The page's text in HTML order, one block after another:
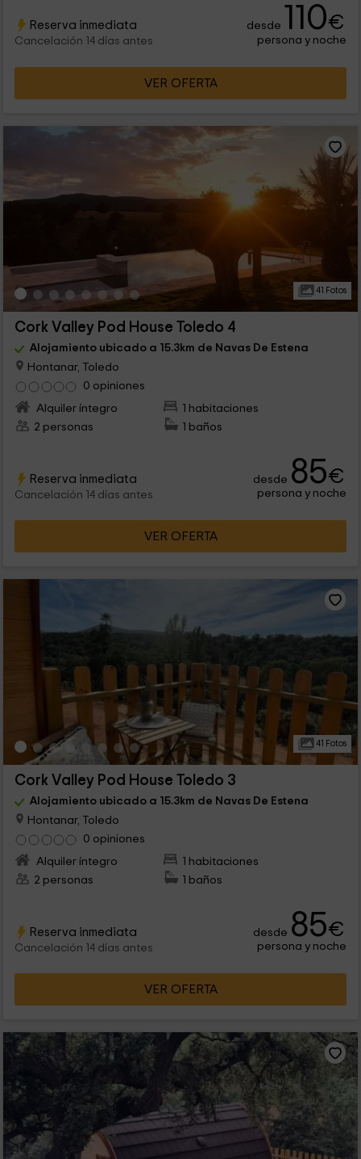
Reserva inmediata
Cancelación 14 días antes
desde 110€
persona y noche
VER OFERTA
41 Fotos
Cork Valley Pod House Toledo 4
Alojamiento ubicado a 15.3km de Navas De Estena
Hontanar, Toledo
0 opiniones
Alquiler íntegro
1 habitaciones
2 personas
1 baños
Reserva inmediata
Cancelación 14 días antes
desde 85€
persona y noche
VER OFERTA
41 Fotos
Cork Valley Pod House Toledo 3
Alojamiento ubicado a 15.3km de Navas De Estena
Hontanar, Toledo
0 opiniones
Alquiler íntegro
1 habitaciones
2 personas
1 baños
Reserva inmediata
Cancelación 14 días antes
desde 85€
persona y noche
VER OFERTA